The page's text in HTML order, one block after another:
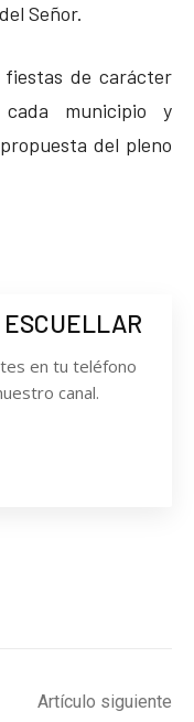
Señor.
fiestas de carácter
municipio y
del pleno
en tu teléfono
canal.
Artículo siguiente